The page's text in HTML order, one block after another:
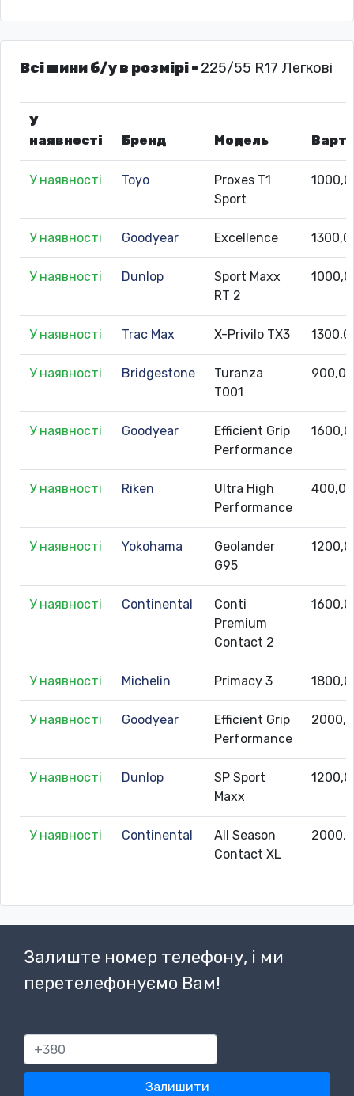
Всі шини б/у в розмірі - 225/55 R17 Легкові
У
наявності
Бренд Модель
У наявності Toyo
Proxes T1
Sport
У наявності Goodyear Excellence
У наявності Dunlop
Sport Maxx
RT 2
У наявності Trac Max X-Privilo TX3
У наявності Bridgestone
Turanza
T001
У наявності Goodyear
Efficient Grip
Performance
У наявності Riken
Ultra High
Performance
У наявності Yokohama
Geolander
G95
У наявності Continental
Conti
Premium
Contact 2
У наявності Michelin Primacy 3
У наявності Goodyear
Efficient Grip
Performance
У наявності Dunlop
SP Sport
Maxx
У наявності Continental
All Season
Contact XL
Залиште номер телефону, і ми
перетелефонуємо Вам!
380
Залишити